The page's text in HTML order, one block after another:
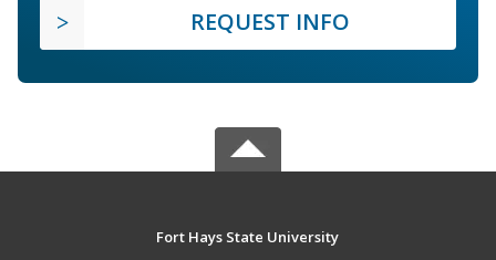
REQUEST INFO
Fort Hays State University